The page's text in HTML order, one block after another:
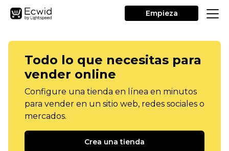
Empieza
Todo lo que necesitas para
vender online
Configure una tienda en línea en minutos
para vender en un sitio web, redes sociales o
mercados.
Crea una tienda